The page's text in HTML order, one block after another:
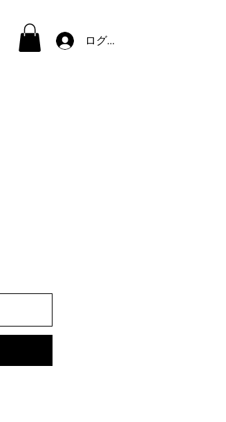
ログイン